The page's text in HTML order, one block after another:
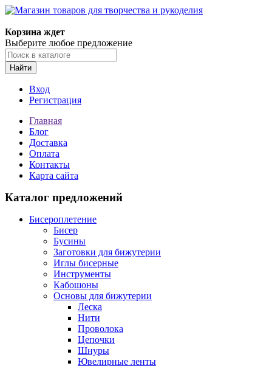
Корзина ждет
Выберите любое предложение
Найти
Вход
Регистрация
Главная
Блог
Доставка
Оплата
Контакты
Карта сайта
Каталог предложений
Бисероплетение
Бисер
Бусины
Заготовки для бижутерии
Иглы бисерные
Инструменты
Кабошоны
Основы для бижутерии
Леска
Нити
Проволока
Цепочки
Шнуры
Ювелирные ленты